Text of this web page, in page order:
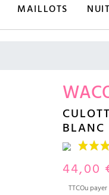
MAILLOTS NUIT
BLANC
44,00
TTCOu payer